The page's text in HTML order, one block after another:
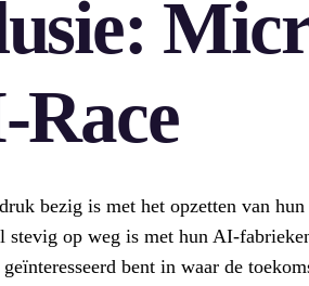
Race
bezig is met het opzetten van hun
stevig op weg is met hun AI-
bent in waar de